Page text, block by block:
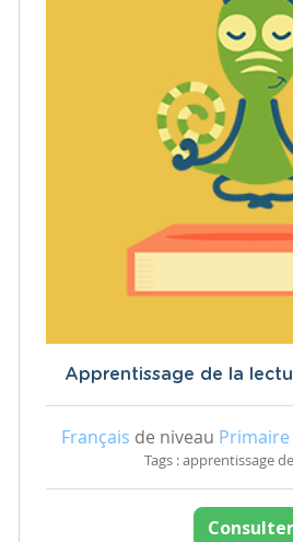
Apprentissage de la
Français de niveau
Tags : apprentissage
Consulter